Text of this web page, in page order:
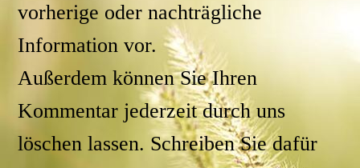
vorherige oder nachträgliche
Information vor.
Außerdem können Sie Ihren
Kommentar jederzeit durch uns
löschen lassen. Schreiben Sie dafür